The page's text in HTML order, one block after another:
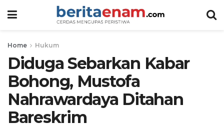
Home Hukum
Diduga Sebarkan Kabar
Bohong, Mustofa
Nahrawardaya Ditahan
Bareskrim